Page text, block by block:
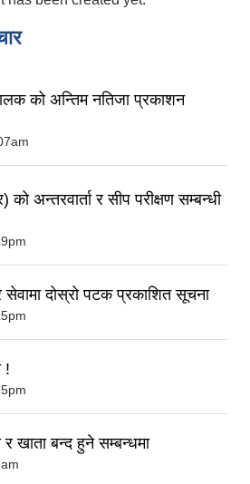
को अन्तिम नतिजा प्रकाशन
को अन्तरवार्ता र सीप परीक्षण सम्बन्धी
दोस्रो पटक प्रकाशित सूचना
!
खाता बन्द हुने सम्बन्धमा